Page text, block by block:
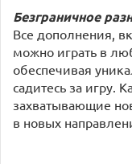
Безграничное
Все дополнения,
можно играть в
обеспечивая
садитесь за игру.
захватывающие
в новых